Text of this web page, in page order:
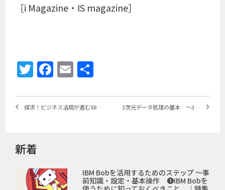
［i Magazine・IS magazine］
Twitter
Facebook
Email
探求！ビジネス活用が進むXR技術とは ～VR、AR、MRの進化を支える技術革新とソリューション領域 3次元データ処理の基本 ～3次元点群の「生成」「位置合わせ」を実現する技術の概要
新着
IBM Bobを活用するためのステップ ～事
前知識・設定・基本操作 ❶IBM Bobを